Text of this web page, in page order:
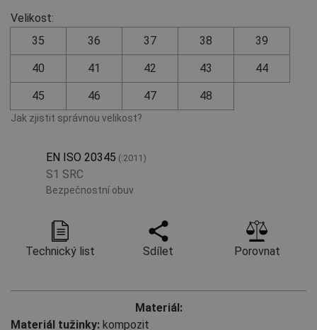
Velikost:
35
36 37 38 39
40 41 42 43 44
45 46 47 48
Jak zjistit správnou velikost?
EN ISO 20345 (:2011)
S1 SRC
Bezpečnostní obuv
Technický list Sdílet Porovnat
Materiál:
Materiál tužinky: kompozit